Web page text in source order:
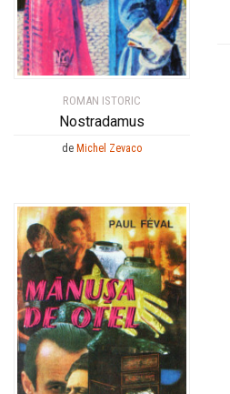
ROMAN ISTORIC
Nostradamus
de Michel Zevaco